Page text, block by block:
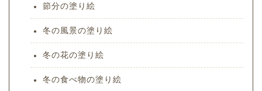
節分の塗り絵
冬の風景の塗り絵
冬の花の塗り絵
冬の食べ物の塗り絵